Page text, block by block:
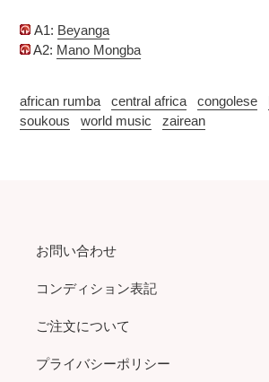
に
つ
A1: Beyanga
A2: Mano Mongba
african rumba central africa congolese
soukous
world music zairean
お問い合わせ
コンディション表記
ご注文について
プライバシーポリシー